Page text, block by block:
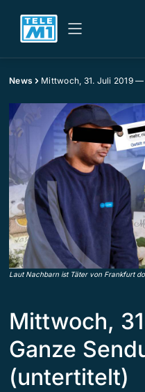
News Mittwoch, 31. Juli 2019
Laut Nachbarn ist Täter von Frankfurt
Mittwoch,
Ganze
(untertitelt)